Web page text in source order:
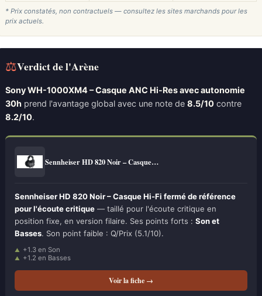
* Prix constatés, non contractuels — consultez les sites marchands pour les
prix actuels.
⚖Verdict de l'Arène
Sony WH-1000XM4 – Casque ANC Hi-Res avec autonomie
30h prend l'avantage global avec une note de 8.5/10 contre
8.2/10.
Sennheiser HD 820 Noir – Casque…
Sennheiser HD 820 Noir – Casque Hi-Fi fermé de référence
pour l'écoute critique — taillé pour l'écoute critique en
position fixe, en version filaire. Ses points forts : Son et
Basses. Son point faible : Q/Prix (5.1/10).
+1.3 en Son
+1.2 en Basses
Voir la fiche →